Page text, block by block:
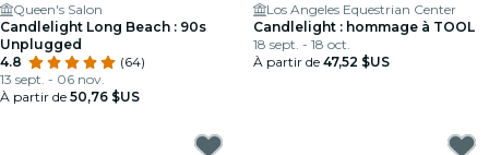
Queen's Salon
Candlelight Long Beach : 90s
Unplugged
4.8
(64)
13 sept. - 06 nov.
À partir de 50,76 $US
Los Angeles Equestrian Center
Candlelight : hommage à TOOL
18 sept. - 18 oct.
À partir de 47,52 $US